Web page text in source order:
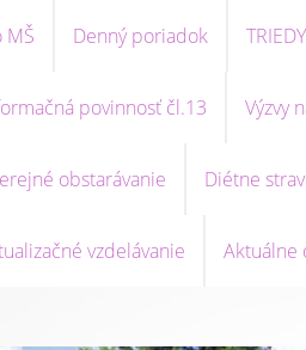
MŠ Denný poriadok TRIEDY
povinnosť čl.13 Výzvy
obstarávanie Diétne
vzdelávanie Aktuálne